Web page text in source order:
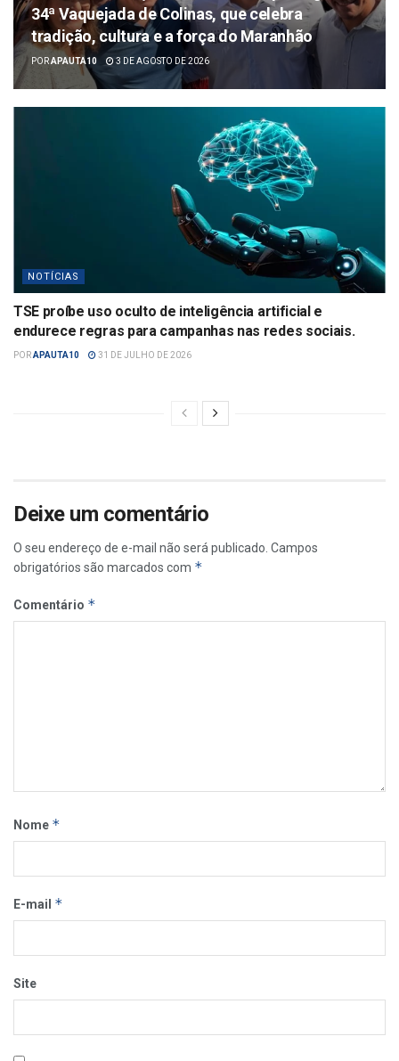
34ª Vaquejada de Colinas, que celebra
tradição, cultura e a força do Maranhão
PORAPAUTA10 3 DE AGOSTO DE 2026
NOTÍCIAS
TSE proíbe uso oculto de inteligência artificial e
endurece regras para campanhas nas redes sociais.
PORAPAUTA10 31 DE JULHO DE 2026
Deixe um comentário
O seu endereço de e-mail não será publicado. Campos
obrigatórios são marcados com *
Comentário *
Nome *
E-mail *
Site